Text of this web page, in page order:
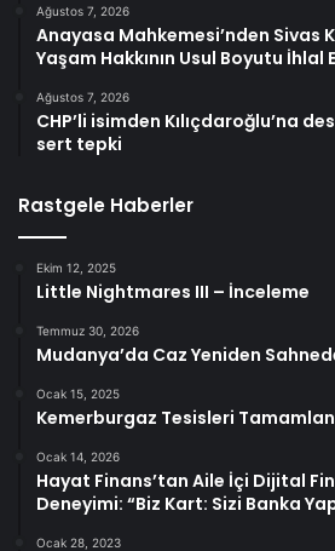
Ağustos 7, 2026
Anayasa Mahkemesi’nden Sivas
Yaşam Hakkının Usul Boyutu İhlal
Ağustos 7, 2026
CHP’li isimden Kılıçdaroğlu’na
sert tepki
Rastgele Haberler
Ekim 12, 2025
Little Nightmares III – İnceleme
Temmuz 30, 2026
Mudanya’da Caz Yeniden
Ocak 15, 2025
Kemerburgaz Tesisleri
Ocak 14, 2026
Hayat Finans’tan Aile İçi Dijital
Deneyimi: “Biz Kart: Sizi Banka
Ocak 28, 2023